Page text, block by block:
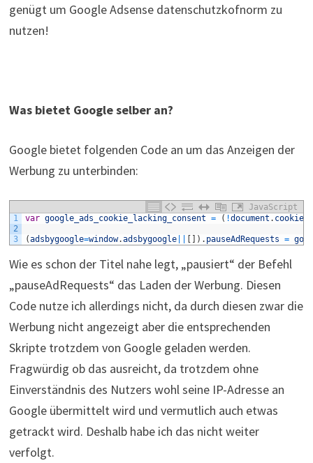
genügt um Google Adsense datenschutzkofnorm zu
nutzen!
Was bietet Google selber an?
Google bietet folgenden Code an um das Anzeigen der
Werbung zu unterbinden:
JavaScript
1
2
3
var google_ads_cookie_lacking_consent = ( !document . cookie
(adsbygoogle=window.adsbygoogle|| [ ] ) . pauseAdRequests =
Wie es schon der Titel nahe legt, „pausiert“ der Befehl
„pauseAdRequests“ das Laden der Werbung. Diesen
Code nutze ich allerdings nicht, da durch diesen zwar die
Werbung nicht angezeigt aber die entsprechenden
Skripte trotzdem von Google geladen werden.
Fragwürdig ob das ausreicht, da trotzdem ohne
Einverständnis des Nutzers wohl seine IP-Adresse an
Google übermittelt wird und vermutlich auch etwas
getrackt wird. Deshalb habe ich das nicht weiter
verfolgt.